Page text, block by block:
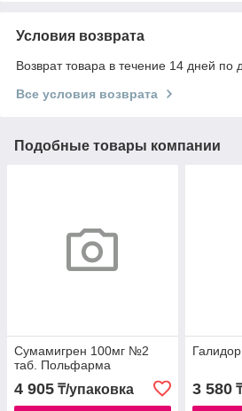
Условия возврата
Возврат товара в течение 14 дней по
Все условия возврата
Подобные товары компании
Сумамигрен 100мг №2
таб. Польфарма
4 905 ₸/упаковка 3 580